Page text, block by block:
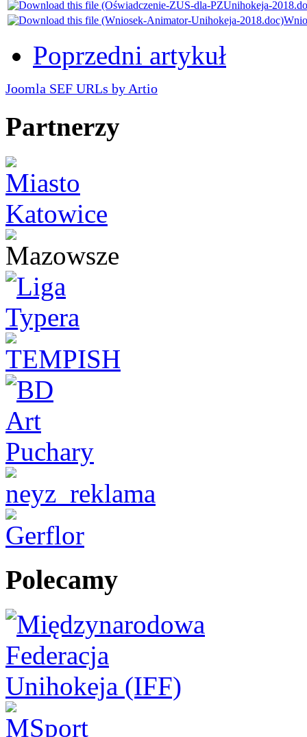
Poprzedni artykuł
Joomla SEF URLs by Artio
Partnerzy
Polecamy